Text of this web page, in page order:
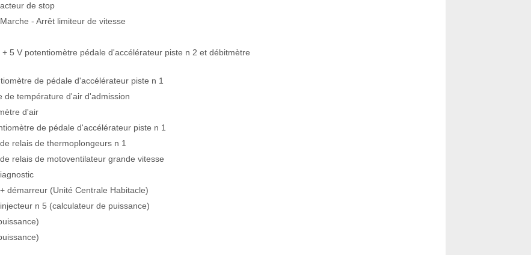
de stop
- Arrêt limiteur de vitesse
5 V potentiomètre pédale d'accélérateur piste n 2 et débitmètre
de pédale d'accélérateur piste n 1
température d'air d'admission
d'air
de pédale d'accélérateur piste n 1
relais de thermoplongeurs n 1
relais de motoventilateur grande vitesse
démarreur (Unité Centrale Habitacle)
n 5 (calculateur de puissance)